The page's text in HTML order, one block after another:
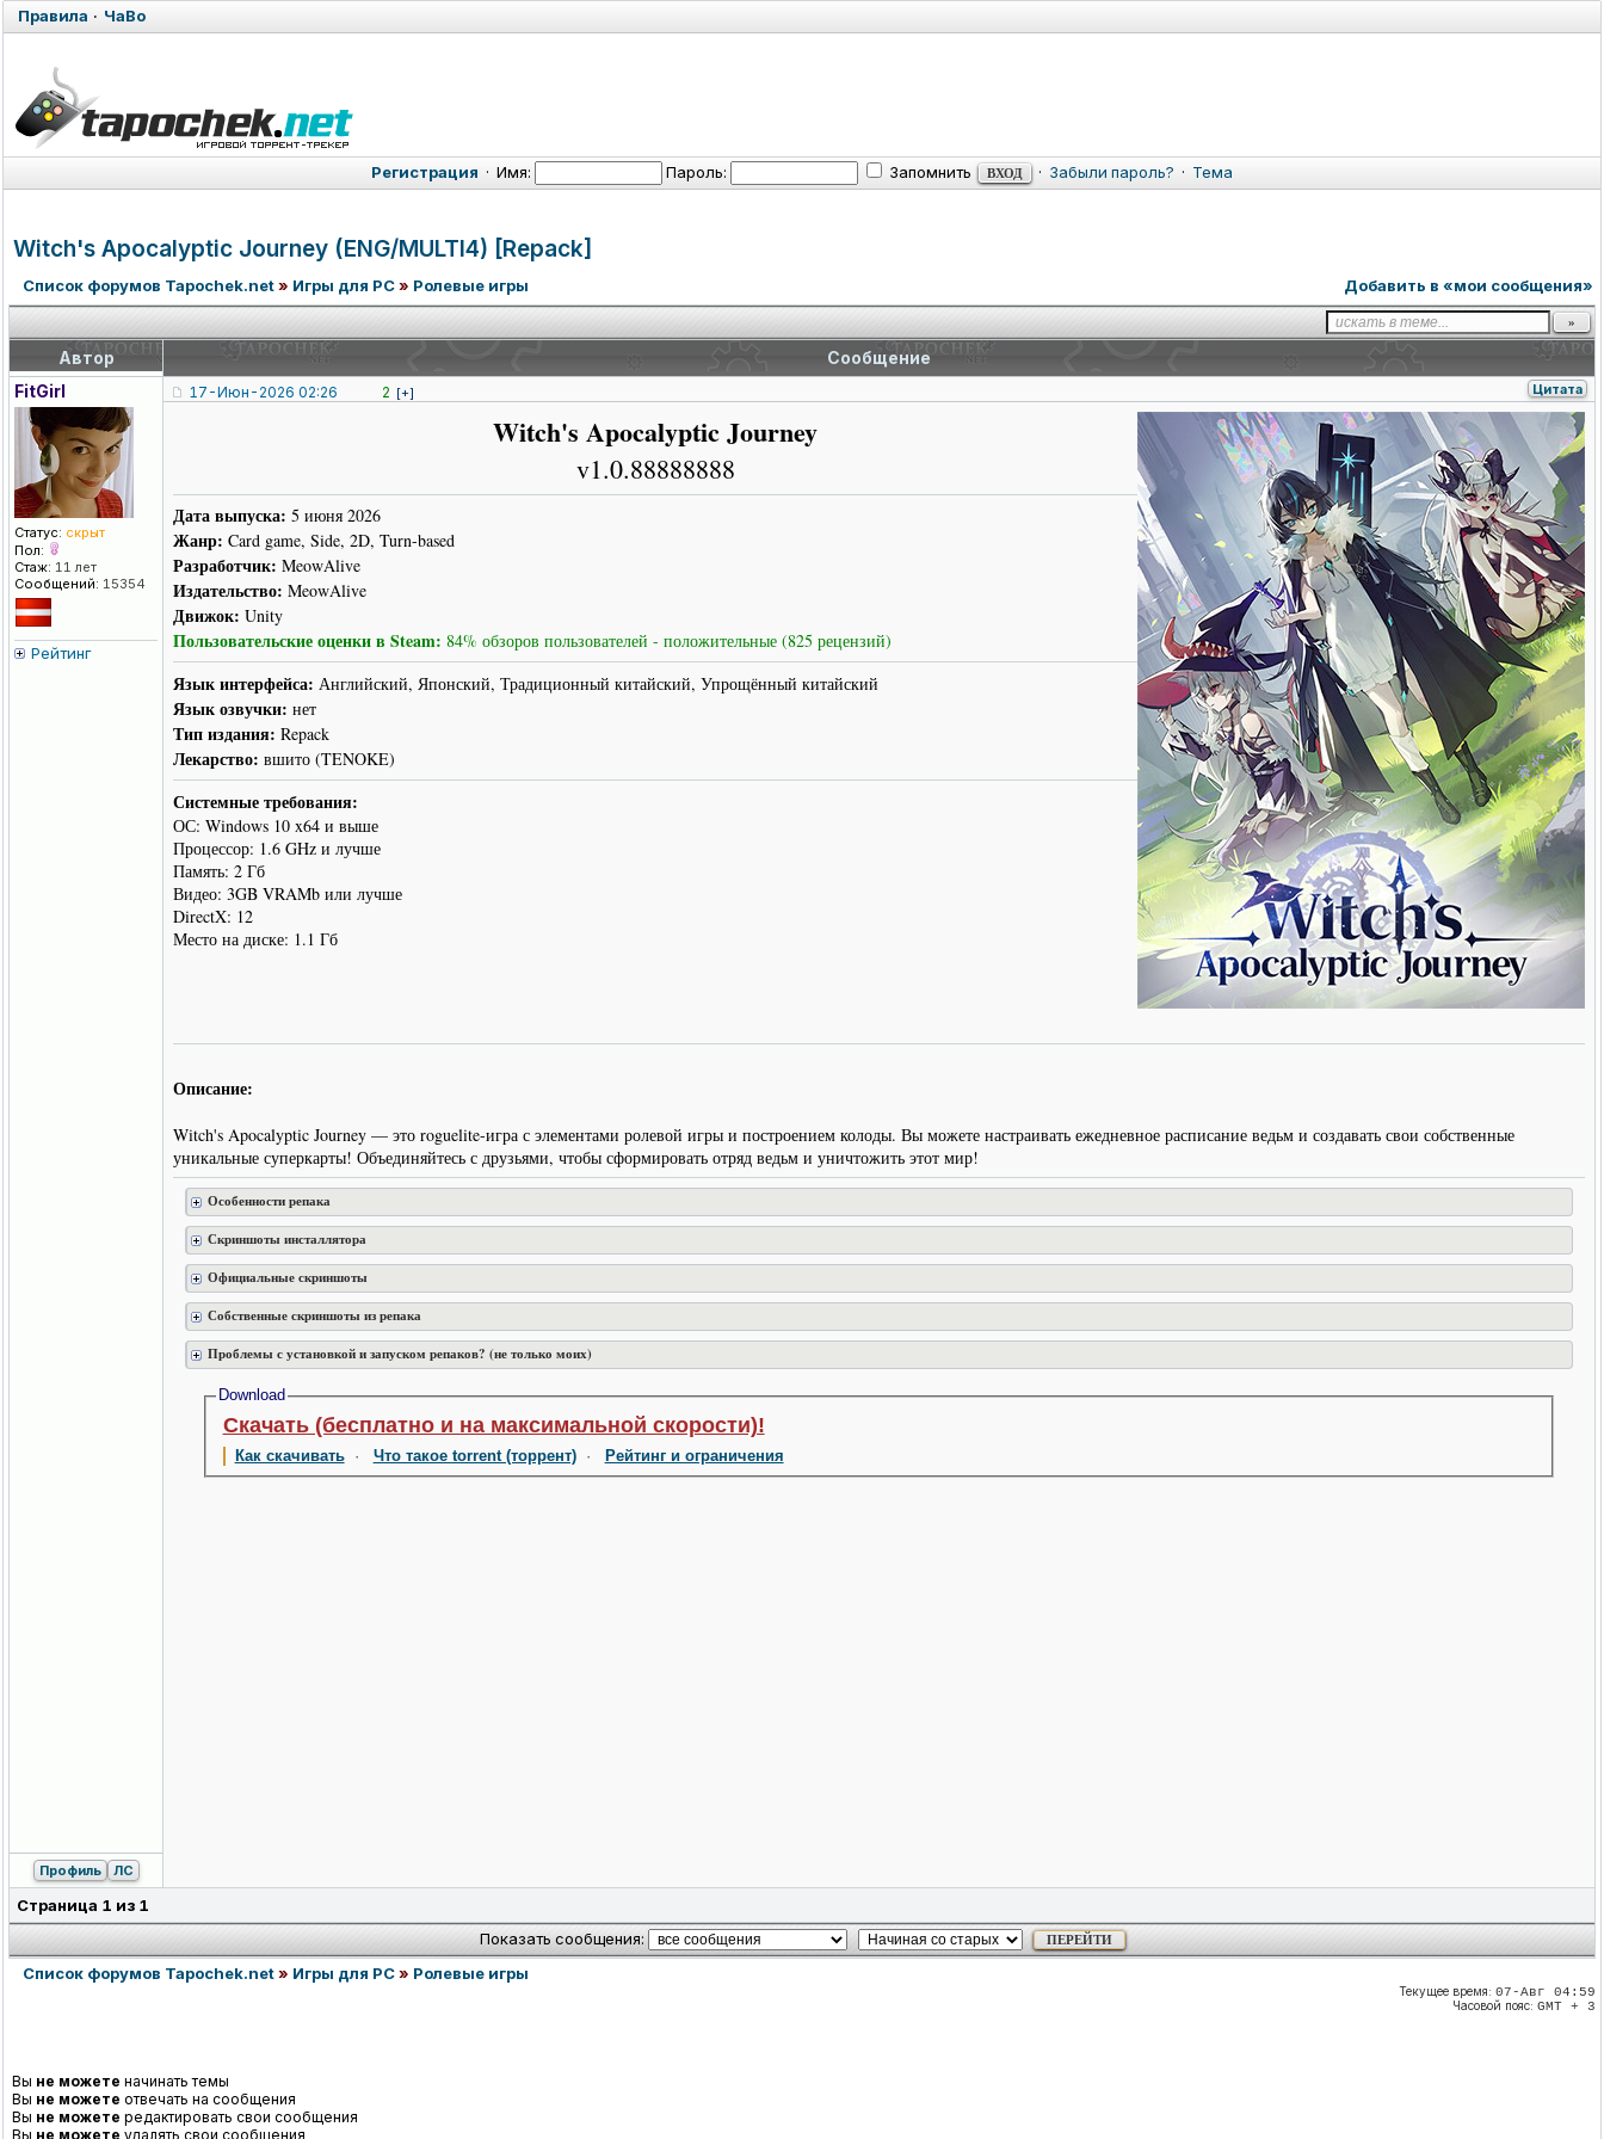
Правила · ЧаВо
Регистрация · Имя: Пароль: Запомнить · Забыли пароль? · Тема
Witch's Apocalyptic Journey (ENG/MULTI4) [Repack]
Список форумов Tapochek.net» Игры для PC» Ролевые игры Добавить в «мои сообщения»
Автор
Сообщение
FitGirl
Статус: скрыт
Пол:
Стаж: 11 лет
Сообщений: 15354
Рейтинг
17-Июн-2026 02:26 2 [+] Цитата
Witch's Apocalyptic Journey
v1.0.88888888
Дата выпуска: 5 июня 2026
Жанр: Card game, Side, 2D, Turn-based
Разработчик: MeowAlive
Издательство: MeowAlive
Движок: Unity
Пользовательские оценки в Steam: 84% обзоров пользователей - положительные (825 рецензий)
Язык интерфейса: Английский, Японский, Традиционный китайский, Упрощённый китайский
Язык озвучки: нет
Тип издания: Repack
Лекарство: вшито (TENOKE)
Системные требования:
ОС: Windows 10 x64 и выше
Процессор: 1.6 GHz и лучше
Память: 2 Гб
Видео: 3GB VRAMb или лучше
DirectX: 12
Место на диске: 1.1 Гб
Описание:
Witch's Apocalyptic Journey — это roguelite-игра с элементами ролевой игры и построением колоды. Вы можете настраивать ежедневное расписание ведьм и создавать свои собственные
уникальные суперкарты! Объединяйтесь с друзьями, чтобы сформировать отряд ведьм и уничтожить этот мир!
Особенности репака
Скриншоты инсталлятора
Официальные скриншоты
Собственные скриншоты из репака
Проблемы с установкой и запуском репаков? (не только моих)
Download
Скачать (бесплатно и на максимальной скорости)!
Как скачивать· Что такое torrent (торрент)· Рейтинг и ограничения
Профиль ЛС
Страница 1 из 1
Показать сообщения:
Список форумов Tapochek.net» Игры для PC» Ролевые игры
Текущее время: 07-Авг 04:59
Часовой пояс: GMT + 3
Вы не можете начинать темы
Вы не можете отвечать на сообщения
Вы не можете редактировать свои сообщения
Вы не можете удалять свои сообщения